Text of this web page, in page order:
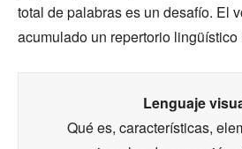
total de palabras es un desafío. El
acumulado un repertorio
Lenguaje
Qué es, características,